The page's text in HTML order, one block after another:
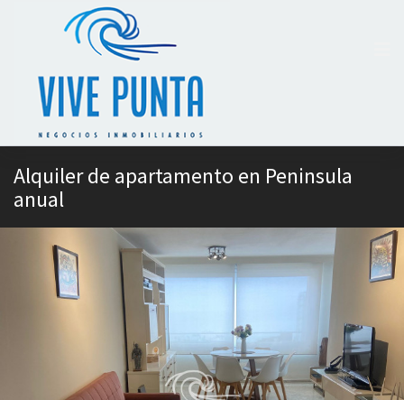
Alquiler de apartamento en Peninsula
anual